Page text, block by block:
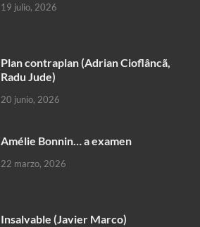
19 julio, 2026
Plan contraplan (Adrian Cioflâncã,
Radu Jude)
20 junio, 2026
Amélie Bonnin… a examen
22 marzo, 2026
Insalvable (Javier Marco)